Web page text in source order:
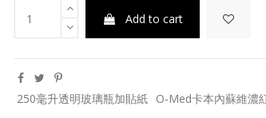
Add to cart
250毫升透明玻璃瓶加貼紙 O-Med卡本內蘇維濃